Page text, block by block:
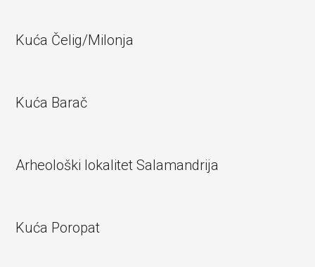
Kuća Čelig/Milonja
Kuća Barač
Arheološki lokalitet Salamandrija
Kuća Poropat